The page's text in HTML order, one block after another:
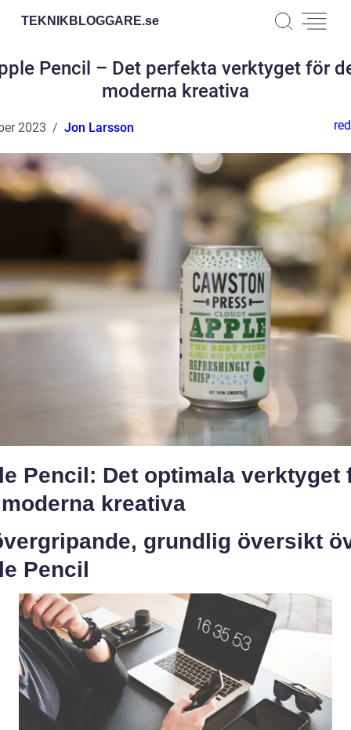
TEKNIKBLOGGARE.se
Pencil – Det perfekta verktyget för
moderna kreativa
2023 Jon Larsson
Pencil: Det optimala verktyget
kreativa
grundlig översikt
Pencil